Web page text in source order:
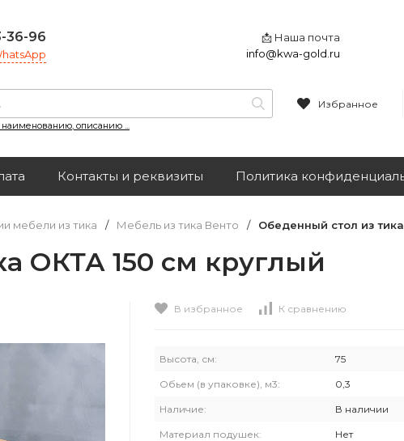
36-96
📩 Наша почта
info@kwa-gold.ru
наименованию, описанию ...
Избранное
Контакты и реквизиты Политика
мебели из тика / Мебель из тика Венто / Обеденный стол из
ОКТА 150 см круглый
В избранное К сравнению
Высота, см: 75
Обьем (в упаковке), м3: 0,3
Наличие: В наличии
Материал подушек: Нет